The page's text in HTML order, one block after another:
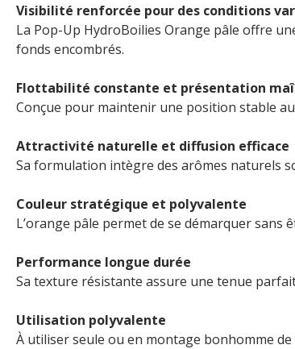
Visibilité renforcée pour des conditions
La Pop-Up HydroBoilies Orange pâle offre
fonds encombrés.
Flottabilité constante et présentation
Conçue pour maintenir une position stable
Attractivité naturelle et diffusion efficace
Sa formulation intègre des arômes naturels
Couleur stratégique et polyvalente
L’orange pâle permet de se démarquer
Performance longue durée
Sa texture résistante assure une tenue
Utilisation polyvalente
À utiliser seule ou en montage bonhomme